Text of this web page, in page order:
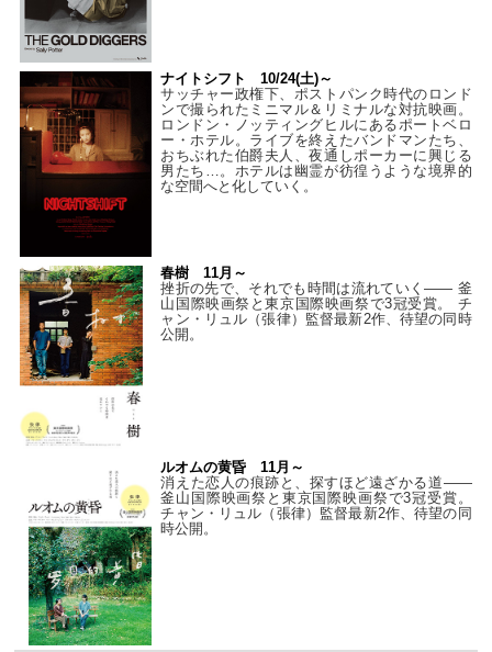
ナイトシフト 10/24(土)～
サッチャー政権下、ポストパンク時代のロンド
ンで撮られたミニマル＆リミナルな対抗映画。
ロンドン・ノッティングヒルにあるポートベロ
ー・ホテル。ライブを終えたバンドマンたち、
おちぶれた伯爵夫人、夜通しポーカーに興じる
男たち…。ホテルは幽霊が彷徨うような境界的
な空間へと化していく。
春樹 11月～
挫折の先で、それでも時間は流れていく—— 釜
山国際映画祭と東京国際映画祭で3冠受賞。 チ
ャン・リュル（張律）監督最新2作、待望の同時
公開。
ルオムの黄昏 11月～
消えた恋人の痕跡と、探すほど遠ざかる道——
釜山国際映画祭と東京国際映画祭で3冠受賞。
チャン・リュル（張律）監督最新2作、待望の同
時公開。